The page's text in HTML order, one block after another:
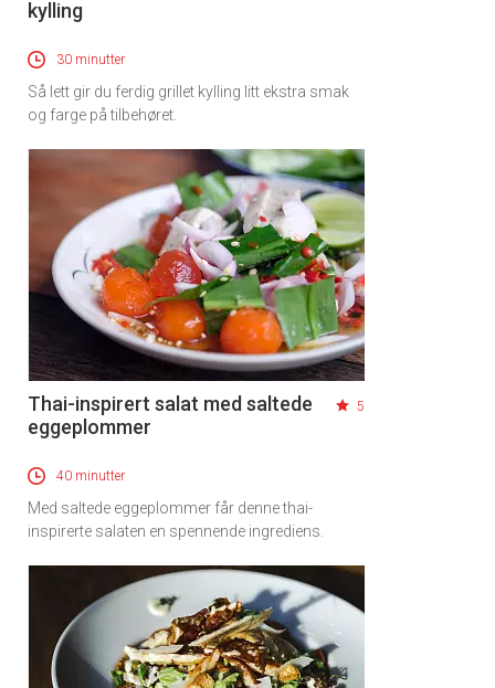
kylling
30 minutter
Så lett gir du ferdig grillet kylling litt ekstra smak
og farge på tilbehøret.
Thai-inspirert salat med saltede
eggeplommer
5
40 minutter
Med saltede eggeplommer får denne thai-
inspirerte salaten en spennende ingrediens.